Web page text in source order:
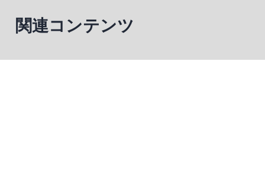
関連コンテンツ